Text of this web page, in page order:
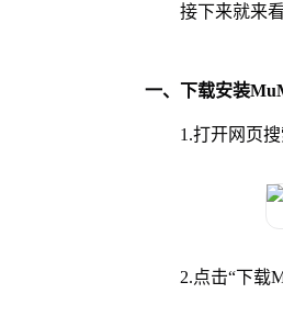
接下来就来
一、下载安装
1.打开网页
2.点击“下载